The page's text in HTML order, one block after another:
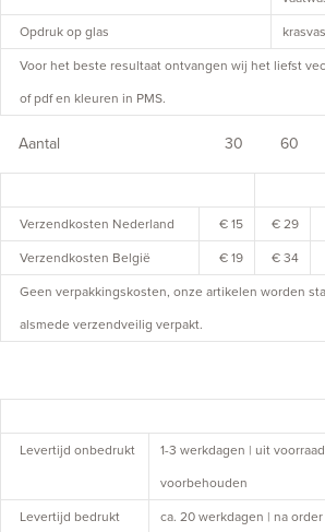
Opdruk op glas
Voor het beste resultaat ontvangen wij het liefst
of pdf en kleuren in PMS.
Aantal 30 60
Verzendkosten Nederland € 15 € 29
Verzendkosten België € 19 € 34
Geen verpakkingskosten, onze artikelen worden
alsmede verzendveilig verpakt.
Levertijd onbedrukt 1-3 werkdagen | uit
voorbehouden
Levertijd bedrukt ca. 20 werkdagen | na